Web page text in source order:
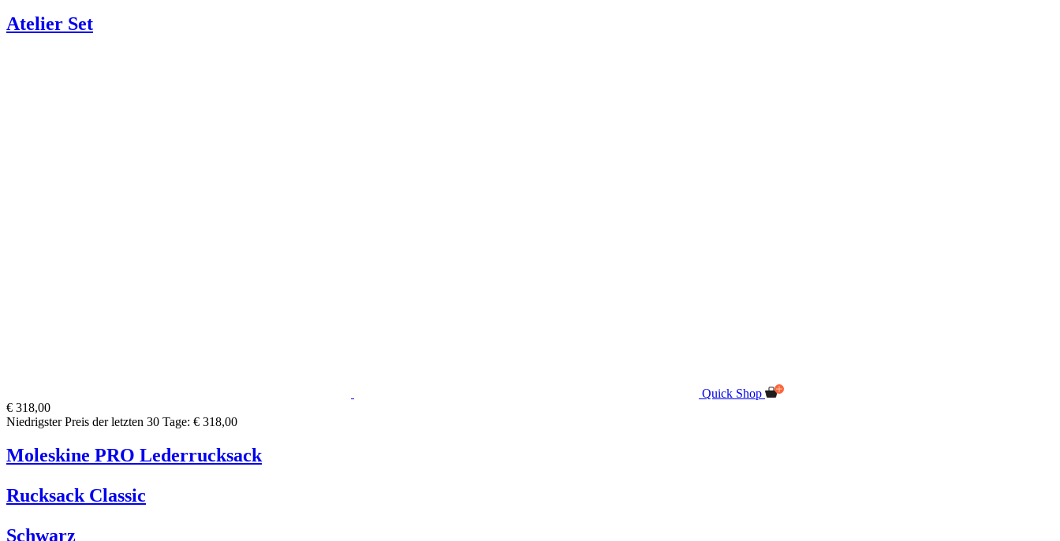
Atelier Set
Quick Shop
€ 318,00
Niedrigster Preis der letzten 30 Tage: € 318,00
Moleskine PRO Lederrucksack
Rucksack Classic
Schwarz